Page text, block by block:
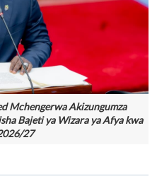
Mchengerwa Akizungumza
Bajeti ya Wizara ya Afya kwa
27